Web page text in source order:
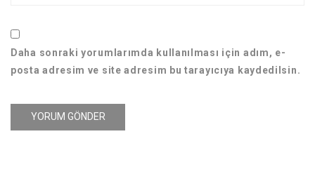
Daha sonraki yorumlarımda kullanılması için adım, e-
posta adresim ve site adresim bu tarayıcıya kaydedilsin.